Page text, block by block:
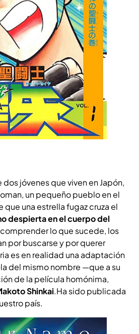
dos jóvenes que viven en Japón,
un pequeño pueblo en el
una estrella fugaz cruza el
despierta en el cuerpo del
lo que sucede, los
por buscarse y por querer
es en realidad una adaptación
del mismo nombre —que a su
de la película homónima,
Shinkai.Ha sido publicada
país.